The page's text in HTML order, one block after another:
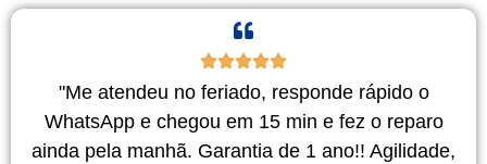
"Me atendeu no feriado, responde rápido o
WhatsApp e chegou em 15 min e fez o reparo
ainda pela manhã. Garantia de 1 ano!! Agilidade,